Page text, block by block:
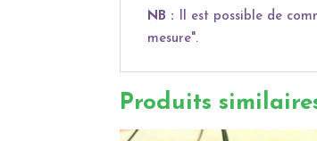
NB : Il est possible de
mesure".
Produits